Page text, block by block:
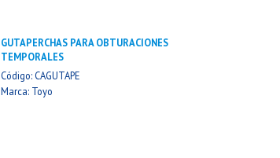
GUTAPERCHAS PARA OBTURACIONES
TEMPORALES
Código: CAGUTAPE
Marca: Toyo